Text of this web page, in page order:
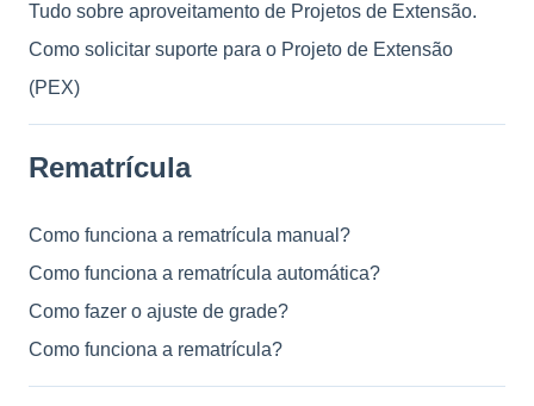
Tudo sobre aproveitamento de Projetos de Extensão.
Como solicitar suporte para o Projeto de Extensão
(PEX)
Rematrícula
Como funciona a rematrícula manual?
Como funciona a rematrícula automática?
Como fazer o ajuste de grade?
Como funciona a rematrícula?